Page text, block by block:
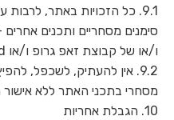
9.1. כל הזכויות באתר,
סימנים מסחריים ותכנים
ו/או של קבוצת זאפ גרופ ו/או ShakAd.
9.2. אין להעתיק, לשכפל,
מסחרי בתכני האתר ללא
10. הגבלת אחריות